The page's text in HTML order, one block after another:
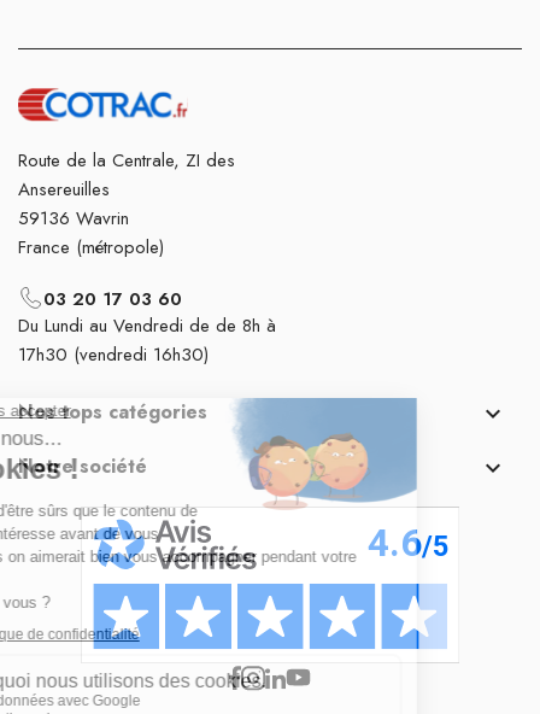
Route de la Centrale, ZI des
Ansereuilles
59136 Wavrin
France (métropole)
03 20 17 03 60
Du Lundi au Vendredi de de 8h à
17h30 (vendredi 16h30)
Nos tops catégories 
Notre société 